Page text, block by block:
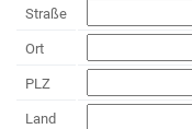
Straße
Ort
PLZ
Land